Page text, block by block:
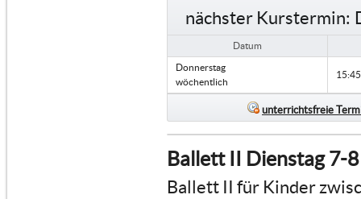
nächster Kurstermin:
Datum
Donnerstag
wöchentlich
unterrichtsfreie
Ballett II Dienstag 7-
Ballett II für Kinder